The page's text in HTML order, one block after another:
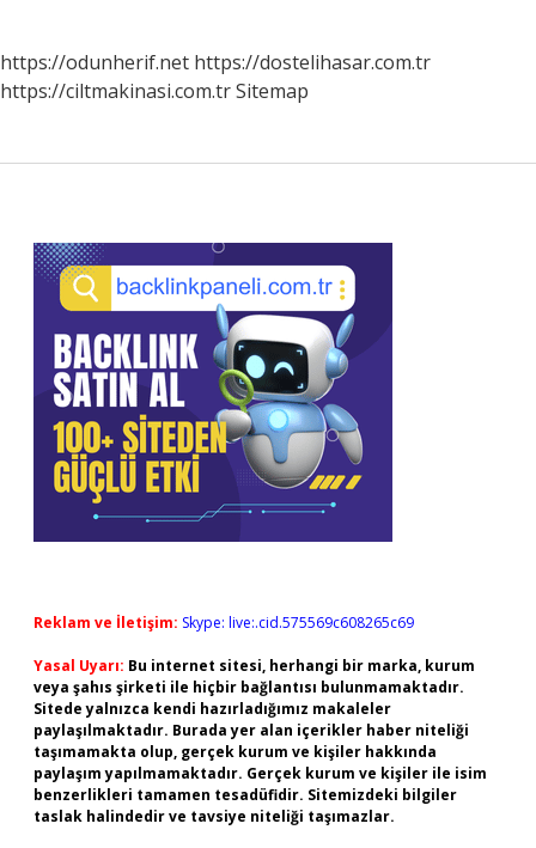
https://odunherif.net https://dostelihasar.com.tr
https://ciltmakinasi.com.trSitemap
Sidebar
Reklam ve İletişim: Skype: live:.cid.575569c608265c69
Yasal Uyarı: Bu internet sitesi, herhangi bir marka, kurum
veya şahıs şirketi ile hiçbir bağlantısı bulunmamaktadır.
Sitede yalnızca kendi hazırladığımız makaleler
paylaşılmaktadır. Burada yer alan içerikler haber niteliği
taşımamakta olup, gerçek kurum ve kişiler hakkında
paylaşım yapılmamaktadır. Gerçek kurum ve kişiler ile isim
benzerlikleri tamamen tesadüfidir. Sitemizdeki bilgiler
taslak halindedir ve tavsiye niteliği taşımazlar.